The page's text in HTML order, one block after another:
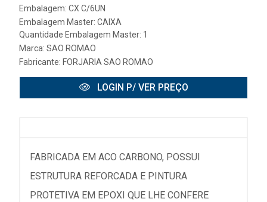
Embalagem: CX C/6UN
Embalagem Master: CAIXA
Quantidade Embalagem Master: 1
Marca: SAO ROMAO
Fabricante: FORJARIA SAO ROMAO
LOGIN P/ VER PREÇO
FABRICADA EM ACO CARBONO, POSSUI
ESTRUTURA REFORCADA E PINTURA
PROTETIVA EM EPOXI QUE LHE CONFERE